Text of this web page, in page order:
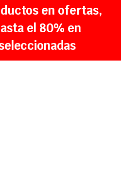
en ofertas,
el 80% en